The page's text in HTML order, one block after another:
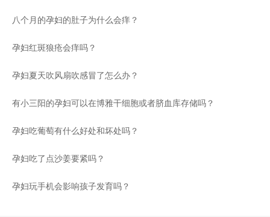
八个月的孕妇的肚子为什么会痒？
孕妇红斑狼疮会痒吗？
孕妇夏天吹风扇吹感冒了怎么办？
有小三阳的孕妇可以在博雅干细胞或者脐血库存储吗？
孕妇吃葡萄有什么好处和坏处吗？
孕妇吃了点沙姜要紧吗？
孕妇玩手机会影响孩子发育吗？